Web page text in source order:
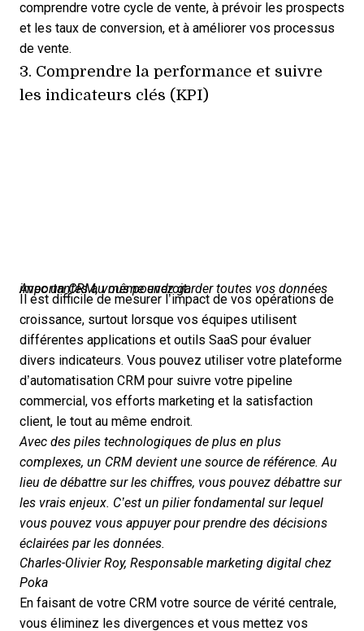
comprendre votre cycle de vente, à prévoir les prospects
et les taux de conversion, et à améliorer vos processus
de vente.
3. Comprendre la performance et suivre
les indicateurs clés (KPI)
Avec un CRM, vous pouvez garder toutes vos données importantes au même endroit.
Il est difficile de mesurer l’impact de vos opérations de
croissance, surtout lorsque vos équipes utilisent
différentes applications et outils SaaS pour évaluer
divers indicateurs. Vous pouvez utiliser votre plateforme
d’automatisation CRM pour suivre votre pipeline
commercial, vos efforts marketing et la satisfaction
client, le tout au même endroit.
Avec des piles technologiques de plus en plus
complexes, un CRM devient une source de référence. Au
lieu de débattre sur les chiffres, vous pouvez débattre sur
les vrais enjeux. C’est un pilier fondamental sur lequel
vous pouvez vous appuyer pour prendre des décisions
éclairées par les données.
Charles-Olivier Roy, Responsable marketing digital chez
Poka
En faisant de votre CRM votre source de vérité centrale,
vous éliminez les divergences et vous mettez vos